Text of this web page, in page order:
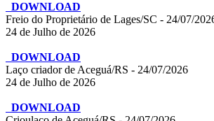
DOWNLOAD
Freio do Proprietário de Lages/SC - 24/07/
24 de Julho de 2026
DOWNLOAD
Laço criador de Aceguá/RS - 24/07/2026
24 de Julho de 2026
DOWNLOAD